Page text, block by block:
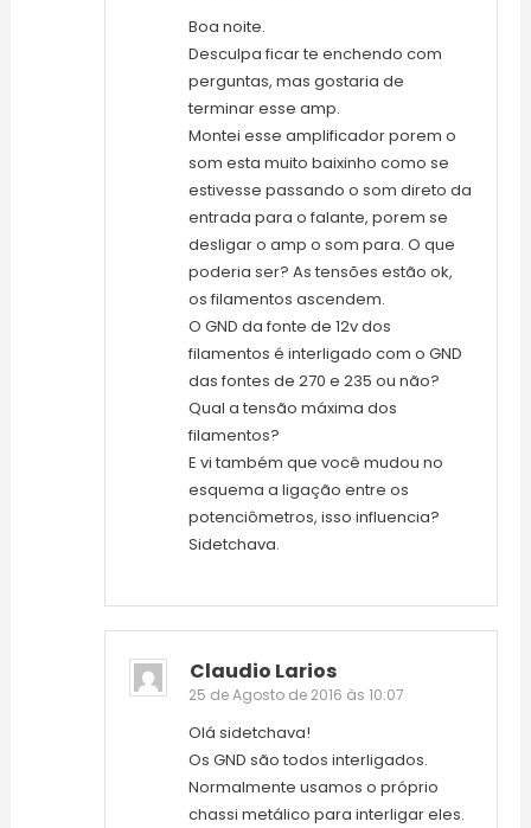
Boa noite.
Desculpa ficar te enchendo com
perguntas, mas gostaria de
terminar esse amp.
Montei esse amplificador porem o
som esta muito baixinho como se
estivesse passando o som direto da
entrada para o falante, porem se
desligar o amp o som para. O que
poderia ser? As tensões estão ok,
os filamentos ascendem.
O GND da fonte de 12v dos
filamentos é interligado com o GND
das fontes de 270 e 235 ou não?
Qual a tensão máxima dos
filamentos?
E vi também que você mudou no
esquema a ligação entre os
potenciômetros, isso influencia?
Sidetchava.
Claudio Larios
25 de Agosto de 2016 às 10:07
Olá sidetchava!
Os GND são todos interligados.
Normalmente usamos o próprio
chassi metálico para interligar eles.